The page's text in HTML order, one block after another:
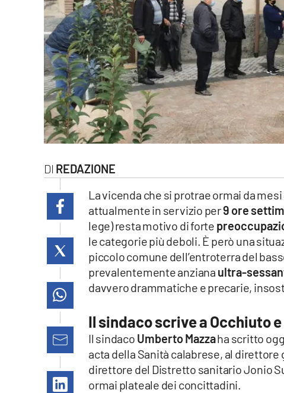
Lac Network
cosenzachannel.it
lacapitalenews.it
REDAZIONE
La vicenda che si protrae ormai da mesi
attualmente in servizio per9 ore
lege) resta motivo di forte
le categorie più deboli. È però una
piccolo comune dell’entroterra del
prevalentemente anziana ultra-
davvero drammatiche e precarie,
Il sindaco scrive a Occhiuto e
Il sindaco Umberto Mazzaha scritto
acta della Sanità calabrese, al direttore
direttore del Distretto sanitario Jonio
ormai plateale dei concittadini.